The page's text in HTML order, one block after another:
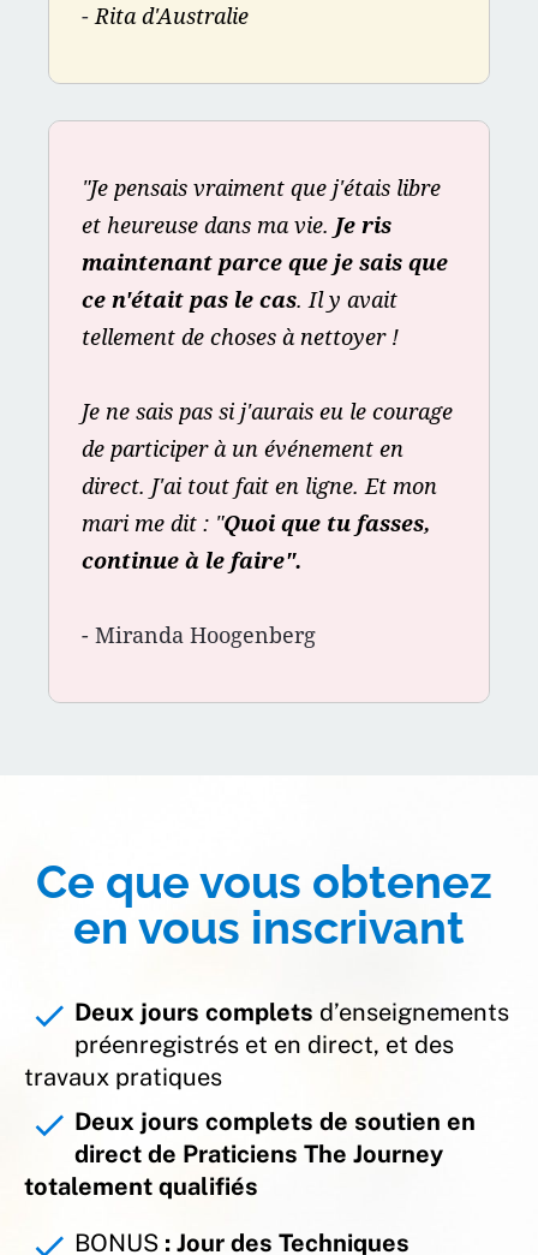
- Rita d'Australie
"Je pensais vraiment que j'étais libre
et heureuse dans ma vie. Je ris
maintenant parce que je sais que
ce n'était pas le cas. Il y avait
tellement de choses à nettoyer !
Je ne sais pas si j'aurais eu le courage
de participer à un événement en
direct. J'ai tout fait en ligne. Et mon
mari me dit : "Quoi que tu fasses,
continue à le faire".
- Miranda Hoogenberg
Ce que vous obtenez
en vous inscrivant
check Deux jours complets d’enseignements
préenregistrés et en direct, et des
travaux pratiques
check Deux jours complets de soutien en
direct de Praticiens The Journey
totalement qualifiés
check BONUS : Jour des Techniques